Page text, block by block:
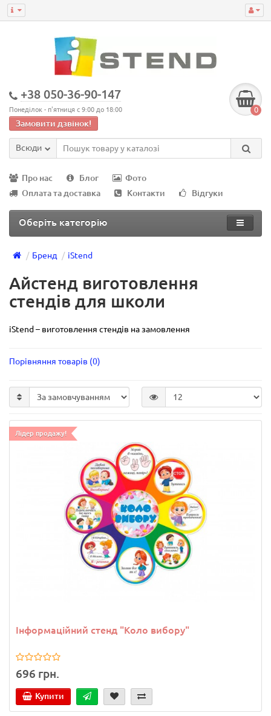
+38 050-36-90-147
Понеділок - п'ятниця с 9:00 до 18:00
Замовити дзвінок!
0
Всюди
Про нас Блог
Фото
Оплата та доставка
Контакти Відгуки
Оберіть категорію
Бренд iStend
Айстенд виготовлення
стендів для школи
iStend – виготовлення стендів на замовлення
Порівняння товарів (0)
Лідер продажу!
Інформаційний стенд "Коло вибору"
696 грн.
Купити